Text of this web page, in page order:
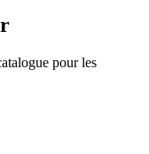
pour les